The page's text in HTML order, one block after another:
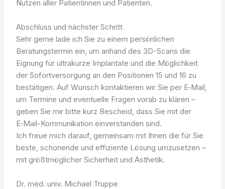
Nutzen aller Patientinnen und Patienten.
Abschluss und nächster Schritt
Sehr gerne lade ich Sie zu einem persönlichen
Beratungstermin ein, um anhand des 3D-Scans die
Eignung für ultrakurze Implantate und die Möglichkeit
der Sofortversorgung an den Positionen 15 und 16 zu
bestätigen. Auf Wunsch kontaktieren wir Sie per E‑Mail,
um Termine und eventuelle Fragen vorab zu klären –
geben Sie mir bitte kurz Bescheid, dass Sie mit der
E‑Mail-Kommunikation einverstanden sind.
Ich freue mich darauf, gemeinsam mit Ihnen die für Sie
beste, schonende und effiziente Lösung umzusetzen –
mit größtmöglicher Sicherheit und Ästhetik.
Dr. med. univ. Michael Truppe